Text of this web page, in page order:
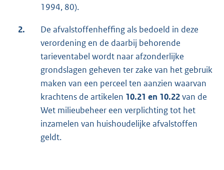
1994, 80).
2.
De afvalstoffenheffing als bedoeld in deze
verordening en de daarbij behorende
tarieventabel wordt naar afzonderlijke
grondslagen geheven ter zake van het gebruik
maken van een perceel ten aanzien waarvan
krachtens de artikelen 10.21 en 10.22van de
Wet milieubeheer een verplichting tot het
inzamelen van huishoudelijke afvalstoffen
geldt.